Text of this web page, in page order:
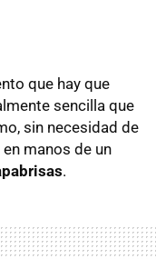
que hay que
sencilla que
sin necesidad de
manos de un
.